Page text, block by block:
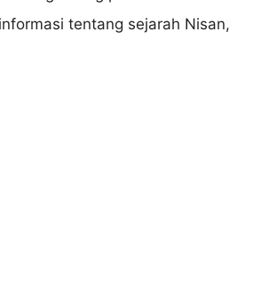
tentang sejarah Nisan,